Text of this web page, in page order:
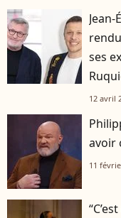
ses
12 avril
avoir
11